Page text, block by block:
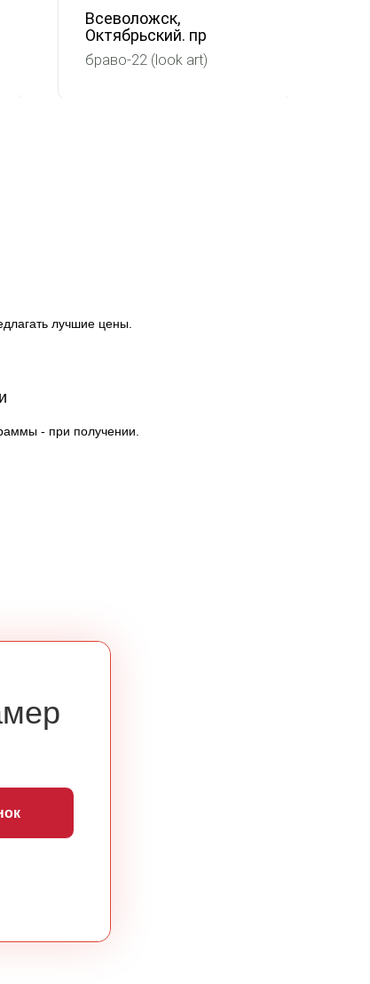
Всеволожск,
Октябрьский. пр
браво-22 (look art)
лучшие цены.
- при получении.